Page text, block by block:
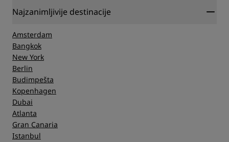
Najzanimljivije destinacije
Amsterdam
Bangkok
New York
Berlin
Budimpešta
Kopenhagen
Dubai
Atlanta
Gran Canaria
Istanbul